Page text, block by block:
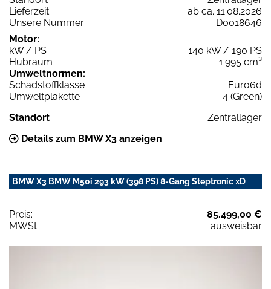
Lieferzeit
ab ca. 11.08.2026
Unsere Nummer
D0018646
Motor:
kW / PS
140 kW / 190 PS
Hubraum
1.995 cm³
Umweltnormen:
Schadstoffklasse
Euro6d
Umweltplakette
4 (Green)
Standort
Zentrallager
Details zum BMW X3 anzeigen
BMW X3 BMW M50i 293 kW (398 PS) 8-Gang Steptronic xD
Preis:
85.499,00 €
MWSt:
ausweisbar